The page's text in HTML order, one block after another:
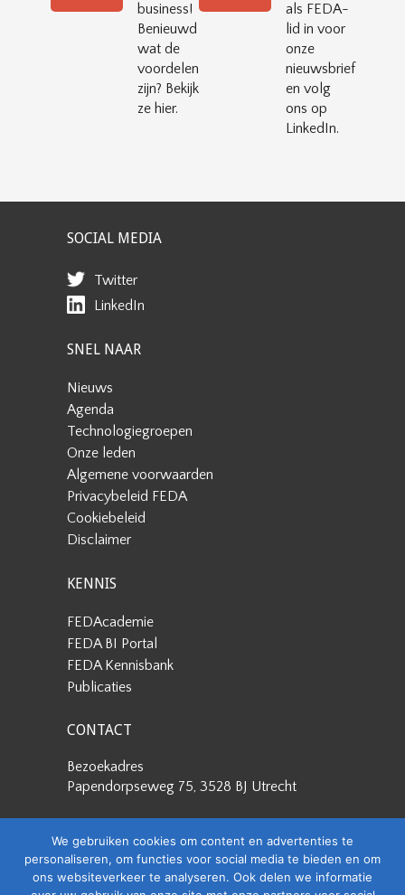
business!
Benieuwd
wat de
voordelen
zijn? Bekijk
ze hier.
als FEDA-
lid in voor
onze
nieuwsbrief
en volg
ons op
LinkedIn.
SOCIAL MEDIA
Twitter
LinkedIn
SNEL NAAR
Nieuws
Agenda
Technologiegroepen
Onze leden
Algemene voorwaarden
Privacybeleid FEDA
Cookiebeleid
Disclaimer
KENNIS
FEDAcademie
FEDA BI Portal
FEDA Kennisbank
Publicaties
CONTACT
Bezoekadres
Papendorpseweg 75, 3528 BJ Utrecht
Papendorpseweg 75, 3528 BJ Utrecht
Stuur een e-mail
We gebruiken cookies om content en advertenties te
personaliseren, om functies voor social media te bieden en om
ons websiteverkeer te analyseren. Ook delen we informatie